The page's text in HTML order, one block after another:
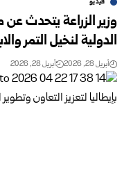
فيديو
وزير الزراعة يتحدث
الدولية لنخيل التمر
أبريل 28, 2026 أبريل 28, 2026